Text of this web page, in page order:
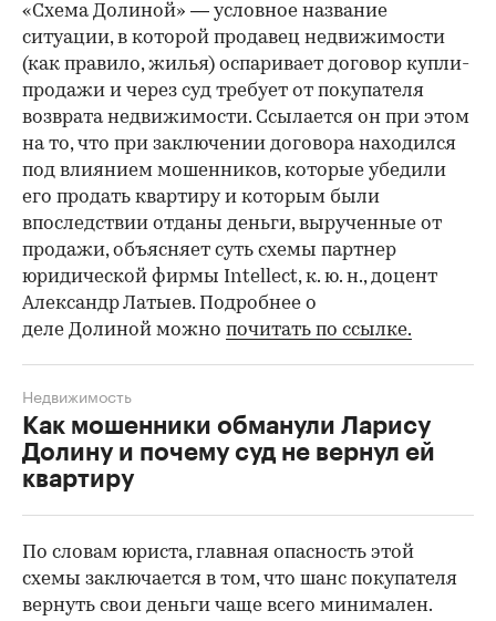
«Схема Долиной» — условное название
ситуации, в которой продавец недвижимости
(как правило, жилья) оспаривает договор купли-
продажи и через суд требует от покупателя
возврата недвижимости. Ссылается он при этом
на то, что при заключении договора находился
под влиянием мошенников, которые убедили
его продать квартиру и которым были
впоследствии отданы деньги, вырученные от
продажи, объясняет суть схемы партнер
юридической фирмы Intellect, к. ю. н., доцент
Александр Латыев. Подробнее о
деле Долиной можно почитать по ссылке.
Как мошенники обманули Ларису
Долину и почему суд не вернул ей
квартиру
Недвижимость
По словам юриста, главная опасность этой
схемы заключается в том, что шанс покупателя
вернуть свои деньги чаще всего минимален.